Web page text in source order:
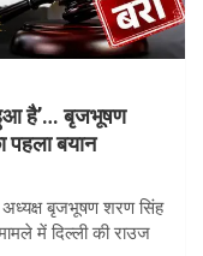
है’… बृजभूषण
पहला बयान
अध्यक्ष बृजभूषण शरण सिंह
में दिल्ली की राउज